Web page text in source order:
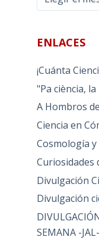
ENLACES
¡Cuánta
"Pa ciència, la
A Hombros
Ciencia en
Cosmología
Curiosidades
Divulgación
Divulgación
SEMANA -JAL-